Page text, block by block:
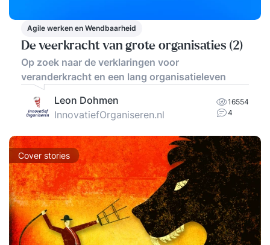
Agile werken en Wendbaarheid
De veerkracht van grote organisaties (2)
Op zoek naar de verklaringen voor
veranderkracht en een lang organisatieleven
Leon Dohmen
InnovatiefOrganiseren.nl
16554
4
Cover stories